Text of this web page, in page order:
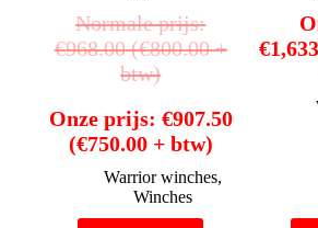
Normale prijs:
€968.00(€800.00+
btw)
Onze prijs: €907.50
(€750.00+ btw)
Warrior winches,
Winches
€